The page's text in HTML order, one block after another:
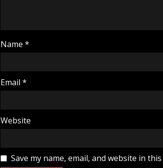
Name *
Email *
Website
Save my name, email, and website in